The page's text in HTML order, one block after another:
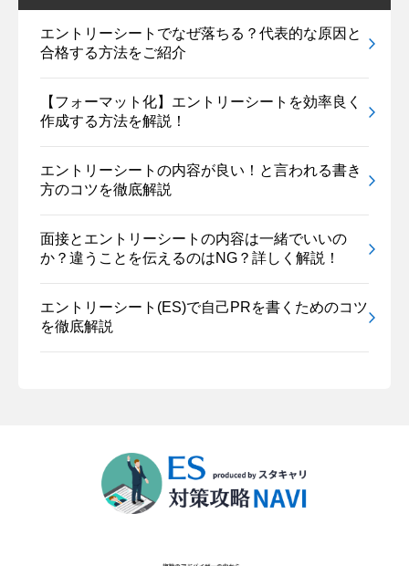
エントリーシートでなぜ落ちる？代表的な原因と
合格する方法をご紹介
【フォーマット化】エントリーシートを効率良く
作成する方法を解説！
エントリーシートの内容が良い！と言われる書き
方のコツを徹底解説
面接とエントリーシートの内容は一緒でいいの
か？違うことを伝えるのはNG？詳しく解説！
エントリーシート(ES)で自己PRを書くためのコツ
を徹底解説